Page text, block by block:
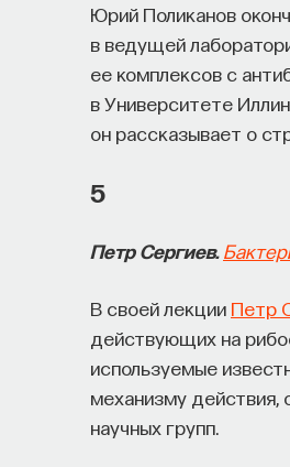
Юрий Поликанов
в ведущей
ее комплексов с
в Университете
он рассказывает о
5
Петр Сергиев.
В своей лекции Петр
действующих на
используемые
механизму действия,
научных групп.